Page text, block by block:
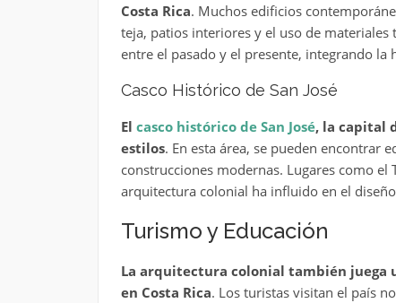
Costa Rica. Muchos edificios
teja, patios interiores y el uso de
entre el pasado y el presente, integrando
Casco Histórico de San José
El casco histórico de San José, la capital
estilos. En esta área, se pueden encontrar
construcciones modernas. Lugares como el
arquitectura colonial ha influido en el
Turismo y Educación
La arquitectura colonial también juega
en Costa Rica. Los turistas visitan el país